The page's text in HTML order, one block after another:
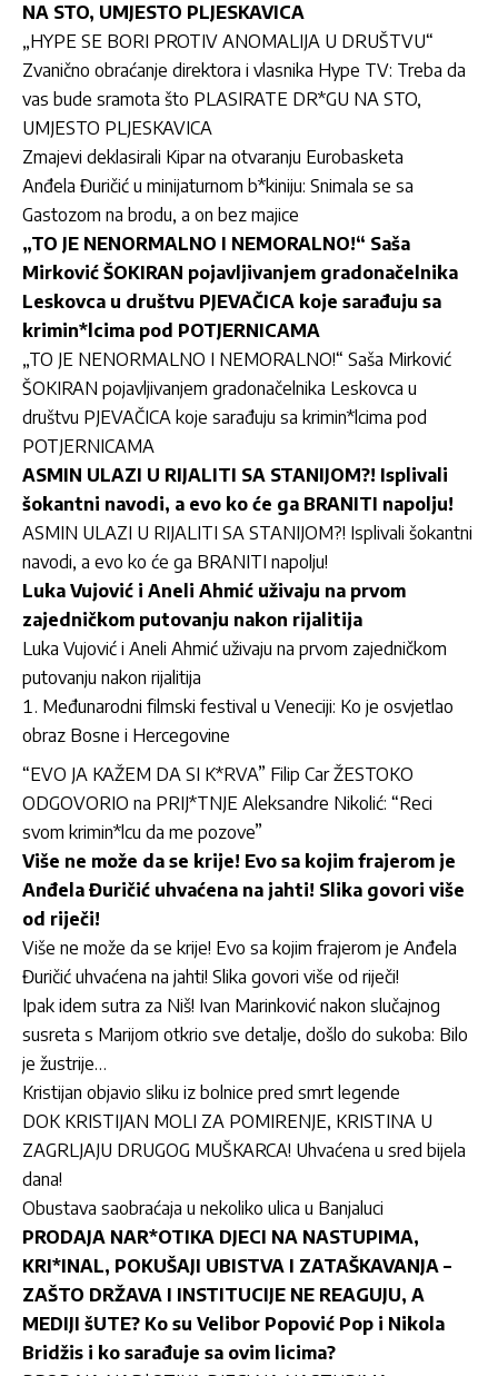
NA STO, UMJESTO PLJESKAVICA
„HYPE SE BORI PROTIV ANOMALIJA U DRUŠTVU“
Zvanično obraćanje direktora i vlasnika Hype TV: Treba da
vas bude sramota što PLASIRATE DR*GU NA STO,
UMJESTO PLJESKAVICA
Zmajevi deklasirali Kipar na otvaranju Eurobasketa
Anđela Đuričić u minijaturnom b*kiniju: Snimala se sa
Gastozom na brodu, a on bez majice
„TO JE NENORMALNO I NEMORALNO!“ Saša
Mirković ŠOKIRAN pojavljivanjem gradonačelnika
Leskovca u društvu PJEVAČICA koje sarađuju sa
krimin*lcima pod POTJERNICAMA
„TO JE NENORMALNO I NEMORALNO!“ Saša Mirković
ŠOKIRAN pojavljivanjem gradonačelnika Leskovca u
društvu PJEVAČICA koje sarađuju sa krimin*lcima pod
POTJERNICAMA
ASMIN ULAZI U RIJALITI SA STANIJOM?! Isplivali
šokantni navodi, a evo ko će ga BRANITI napolju!
ASMIN ULAZI U RIJALITI SA STANIJOM?! Isplivali šokantni
navodi, a evo ko će ga BRANITI napolju!
Luka Vujović i Aneli Ahmić uživaju na prvom
zajedničkom putovanju nakon rijalitija
Luka Vujović i Aneli Ahmić uživaju na prvom zajedničkom
putovanju nakon rijalitija
Međunarodni filmski festival u Veneciji: Ko je osvjetlao
obraz Bosne i Hercegovine
“EVO JA KAŽEM DA SI K*RVA” Filip Car ŽESTOKO
ODGOVORIO na PRIJ*TNJE Aleksandre Nikolić: “Reci
svom krimin*lcu da me pozove”
Više ne može da se krije! Evo sa kojim frajerom je
Anđela Đuričić uhvaćena na jahti! Slika govori više
od riječi!
Više ne može da se krije! Evo sa kojim frajerom je Anđela
Đuričić uhvaćena na jahti! Slika govori više od riječi!
Ipak idem sutra za Niš! Ivan Marinković nakon slučajnog
susreta s Marijom otkrio sve detalje, došlo do sukoba: Bilo
je žustrije…
Kristijan objavio sliku iz bolnice pred smrt legende
DOK KRISTIJAN MOLI ZA POMIRENJE, KRISTINA U
ZAGRLJAJU DRUGOG MUŠKARCA! Uhvaćena u sred bijela
dana!
Obustava saobraćaja u nekoliko ulica u Banjaluci
PRODAJA NAR*OTIKA DJECI NA NASTUPIMA,
KRI*INAL, POKUŠAJI UBISTVA I ZATAŠKAVANJA –
ZAŠTO DRŽAVA I INSTITUCIJE NE REAGUJU, A
MEDIJI šUTE? Ko su Velibor Popović Pop i Nikola
Bridžis i ko sarađuje sa ovim licima?